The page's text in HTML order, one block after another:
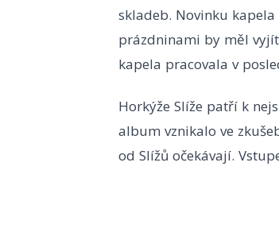
skladeb. Novinku
prázdninami by měl
kapela pracovala v
Horkýže Slíže patří k
album vznikalo ve
od Slížů očekávají.